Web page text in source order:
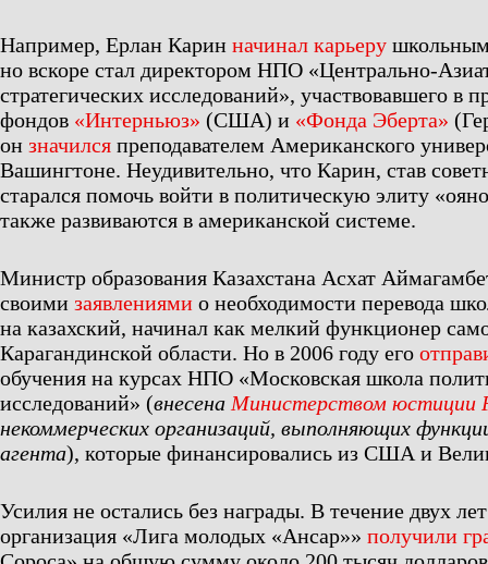
Например, Ерлан Карин начинал карьеру
но вскоре стал директором НПО «Центрально-
стратегических исследований», участвовавшего в
фондов «Интерньюз» (США) и «Фонда Эберта»
он значился преподавателем Американского
Вашингтоне. Неудивительно, что Карин, став
старался помочь войти в политическую элиту
также развиваются в американской системе.
Министр образования Казахстана Асхат
своими заявлениями о необходимости перевода
на казахский, начинал как мелкий функционер
Карагандинской области. Но в 2006 году его
обучения на курсах НПО «Московская школа
исследований» (внесена Министерством юстиции
некоммерческих организаций, выполняющих
агента), которые финансировались из США и
Усилия не остались без награды. В течение двух
организация «Лига молодых «Ансар»» получили